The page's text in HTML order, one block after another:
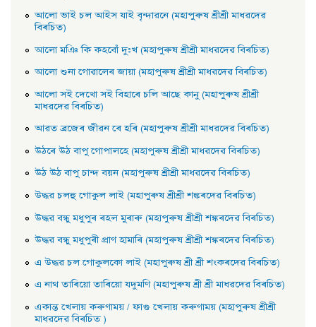
আলাে ভাই চল আইস যাই বৃন্দাৱনে (মহাপুৰুষ শ্ৰীশ্ৰী মাধৱদেৱ
বিৰচিত)
আলাে মঞি কি কহবোঁ দুঃখ (মহাপুৰুষ শ্ৰীশ্ৰী মাধৱদেৱ বিৰচিত)
আলাে শুনা গােৱালেৰ জায়া (মহাপুৰুষ শ্ৰীশ্ৰী মাধৱদেৱ বিৰচিত)
আলাে সই দেখাে সই বিহাৰে চলি আছে কানু (মহাপুৰুষ শ্ৰীশ্ৰী
মাধৱদেৱ বিৰচিত)
আৱত ব্ৰজেৰ জীৱন ৰে হৰি (মহাপুৰুষ শ্ৰীশ্ৰী মাধৱদেৱ বিৰচিত)
উঠৰে উঠ বাপু গােপালহে (মহাপুৰুষ শ্ৰীশ্ৰী মাধৱদেৱ বিৰচিত)
উঠ উঠ বাপু চান্দ বয়ন (মহাপুৰুষ শ্ৰীশ্ৰী মাধৱদেৱ বিৰচিত)
উদ্ধৱ চলহু গােকুল লাই (মহাপুৰুষ শ্ৰীশ্ৰী শঙ্কৰদেৱ বিৰচিত)
উদ্ধৱ বন্ধু মধুপুৰ ৰহল মুৰাৰু (মহাপুৰুষ শ্ৰীশ্ৰী শঙ্কৰদেৱ বিৰচিত)
উদ্ধৱ বন্ধু মধুপুৰী প্রাণ হামাৰি (মহাপুৰুষ শ্ৰীশ্ৰী শঙ্কৰদেৱ বিৰচিত)
এ উদ্ধৱ চল গােকুলকো লাই (মহাপুৰুষ শ্ৰী শ্ৰী শংকৰদেৱ বিৰচিত)
এ নাথ তাৰিয়াে তাৰিয়াে যদুমণি (মহাপুৰুষ শ্ৰী শ্ৰী মাধৱদেৱ বিৰচিত)
একান্ত খেলায় কৰুণাময় / ফাগু খেলায় কৰুণাময় (মহাপুৰুষ শ্ৰীশ্ৰী
মাধৱদেৱ বিৰচিত )